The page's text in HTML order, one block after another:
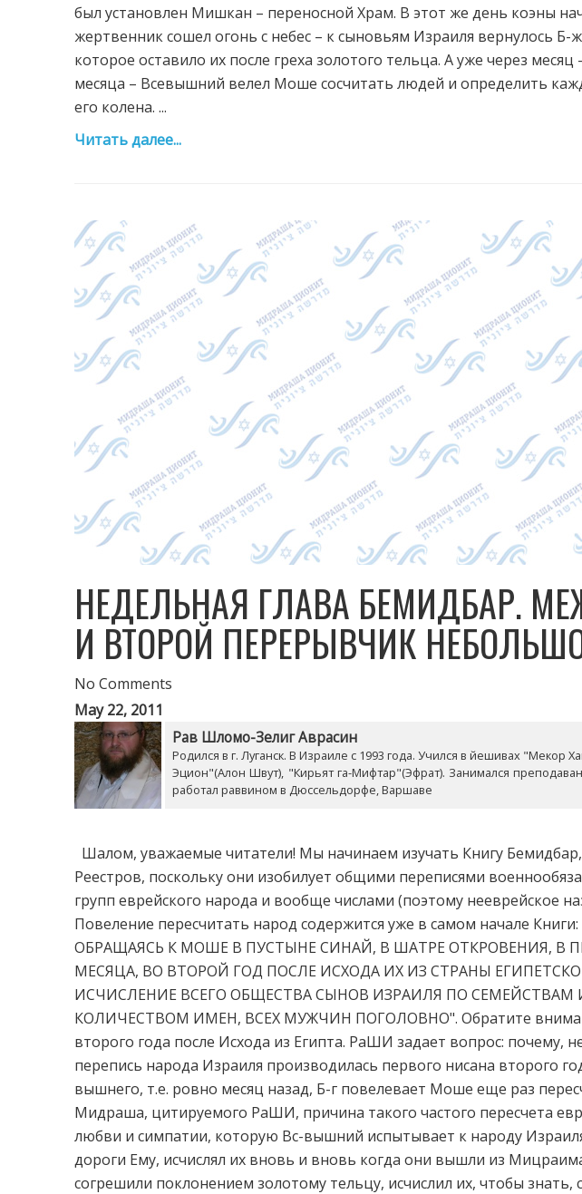
был установлен Мишкан – переносной Храм. В этот же день коэны
жертвенник сошел огонь с небес – к сыновьям Израиля вернулось Б-
которое оставило их после греха золотого тельца. А уже через месяц
месяца – Всевышний велел Моше сосчитать людей и определить
его колена. ...
Читать далее...
НЕДЕЛЬНАЯ ГЛАВА БЕМИДБАР.
И ВТОРОЙ ПЕРЕРЫВЧИК
No Comments
May 22, 2011
Рав Шломо-Зелиг Аврасин
Родился в г. Луганск. В Израиле с 1993 года. Учился в йешивах "Мекор
Эцион"(Алон Швут), "Кирьят га-Мифтар"(Эфрат). Занимался
работал раввином в Дюссельдорфе, Варшаве
Шалом, уважаемые читатели! Мы начинаем изучать Книгу
Реестров, поскольку они изобилует общими переписями
групп еврейского народа и вообще числами (поэтому нееврейское
Повеление пересчитать народ содержится уже в самом начале
ОБРАЩАЯСЬ К МОШЕ В ПУСТЫНЕ СИНАЙ, В ШАТРЕ ОТКРОВЕНИЯ, В
МЕСЯЦА, ВО ВТОРОЙ ГОД ПОСЛЕ ИСХОДА ИХ ИЗ СТРАНЫ
ИСЧИСЛЕНИЕ ВСЕГО ОБЩЕСТВА СЫНОВ ИЗРАИЛЯ ПО
КОЛИЧЕСТВОМ ИМЕН, ВСЕХ МУЖЧИН ПОГОЛОВНО". Обратите
второго года после Исхода из Египта. РаШИ задает вопрос: почему,
перепись народа Израиля производилась первого нисана второго
вышнего, т.е. ровно месяц назад, Б-г повелевает Моше еще раз
Мидраша, цитируемого РаШИ, причина такого частого пересчета
любви и симпатии, которую Вс-вышний испытывает к народу
дороги Ему, исчислял их вновь и вновь когда они вышли из
согрешили поклонением золотому тельцу, исчислил их, чтобы знать,